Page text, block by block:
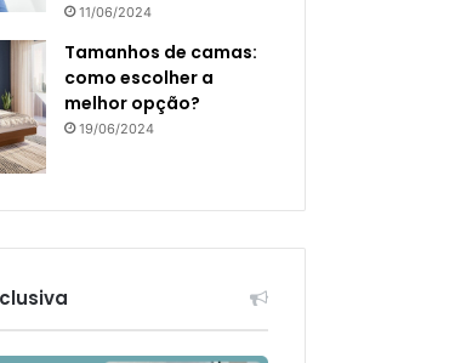
11/06/2024
Tamanhos de camas:
como escolher a
melhor opção?
19/06/2024